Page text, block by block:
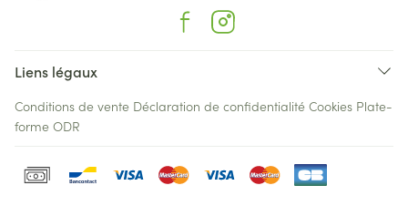
Liens légaux
Conditions de vente Déclaration de confidentialité Cookies Plate-
forme ODR